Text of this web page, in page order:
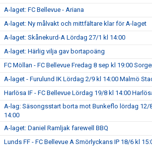
A-laget: FC Bellevue - Ariana
A-laget: Ny målvakt och mittfältare klar för A-laget
A-laget: Skånekurd-A Lördag 27/1 kl 14:00
A-laget: Härlig vilja gav bortapoäng
FC Möllan - FC Bellevue Fredag 8 sep kl 19:00
A-laget - Furulund IK Lördag 2/9 kl 14:00 Malmö
Harlösa IF - FC Bellevue Lördag 19/8 kl 14:00
A-lag: Säsongsstart borta mot Bunkeflo lördag 12/
14:00
A-laget: Daniel Ramljak farewell BBQ
Lunds FF - FC Bellevue A Smörlyckans IP 18/6 kl